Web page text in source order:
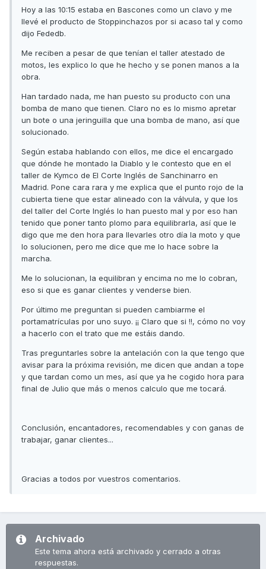
Hoy a las 10:15 estaba en Bascones como un clavo y me
llevé el producto de Stoppinchazos por si acaso tal y como
dijo Fededb.
Me reciben a pesar de que tenían el taller atestado de
motos, les explico lo que he hecho y se ponen manos a la
obra.
Han tardado nada, me han puesto su producto con una
bomba de mano que tienen. Claro no es lo mismo apretar
un bote o una jeringuilla que una bomba de mano, así que
solucionado.
Según estaba hablando con ellos, me dice el encargado
que dónde he montado la Diablo y le contesto que en el
taller de Kymco de El Corte Inglés de Sanchinarro en
Madrid. Pone cara rara y me explica que el punto rojo de la
cubierta tiene que estar alineado con la válvula, y que los
del taller del Corte Inglés lo han puesto mal y por eso han
tenido que poner tanto plomo para equilibrarla, así que le
digo que me den hora para llevarles otro día la moto y que
lo solucionen, pero me dice que me lo hace sobre la
marcha.
Me lo solucionan, la equilibran y encima no me lo cobran,
eso si que es ganar clientes y venderse bien.
Por último me preguntan si pueden cambiarme el
portamatrículas por uno suyo. ¡¡ Claro que si !!, cómo no voy
a hacerlo con el trato que me estáis dando.
Tras preguntarles sobre la antelación con la que tengo que
avisar para la próxima revisión, me dicen que andan a tope
y que tardan como un mes, así que ya he cogido hora para
final de Julio que más o menos calculo que me tocará.
Conclusión, encantadores, recomendables y con ganas de
trabajar, ganar clientes...
Gracias a todos por vuestros comentarios.
Archivado
Este tema ahora está archivado y cerrado a otras
respuestas.